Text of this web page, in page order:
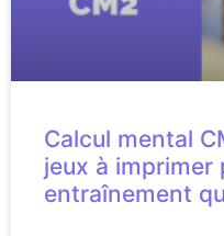
Calcul mental
jeux à imprimer
entraînement